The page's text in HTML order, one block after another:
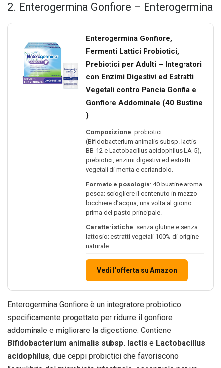
2. Enterogermina Gonfiore – Enterogermina
Enterogermina Gonfiore,
Fermenti Lattici Probiotici,
Prebiotici per Adulti – Integratori
con Enzimi Digestivi ed Estratti
Vegetali contro Pancia Gonfia e
Gonfiore Addominale (40 Bustine
)
Composizione: probiotici
(Bifidobacterium animalis subsp. lactis
BB-12 e Lactobacillus acidophilus LA-5),
prebiotici, enzimi digestivi ed estratti
vegetali di menta e coriandolo.
Formato e posologia: 40 bustine aroma
pesca; sciogliere il contenuto in mezzo
bicchiere d’acqua, una volta al giorno
prima del pasto principale.
Caratteristiche: senza glutine e senza
lattosio; estratti vegetali 100% di origine
naturale.
Vedi l’offerta su Amazon
Enterogermina Gonfiore è un integratore probiotico
specificamente progettato per ridurre il gonfiore
addominale e migliorare la digestione. Contiene
Bifidobacterium animalis subsp. lactis e Lactobacillus
acidophilus, due ceppi probiotici che favoriscono